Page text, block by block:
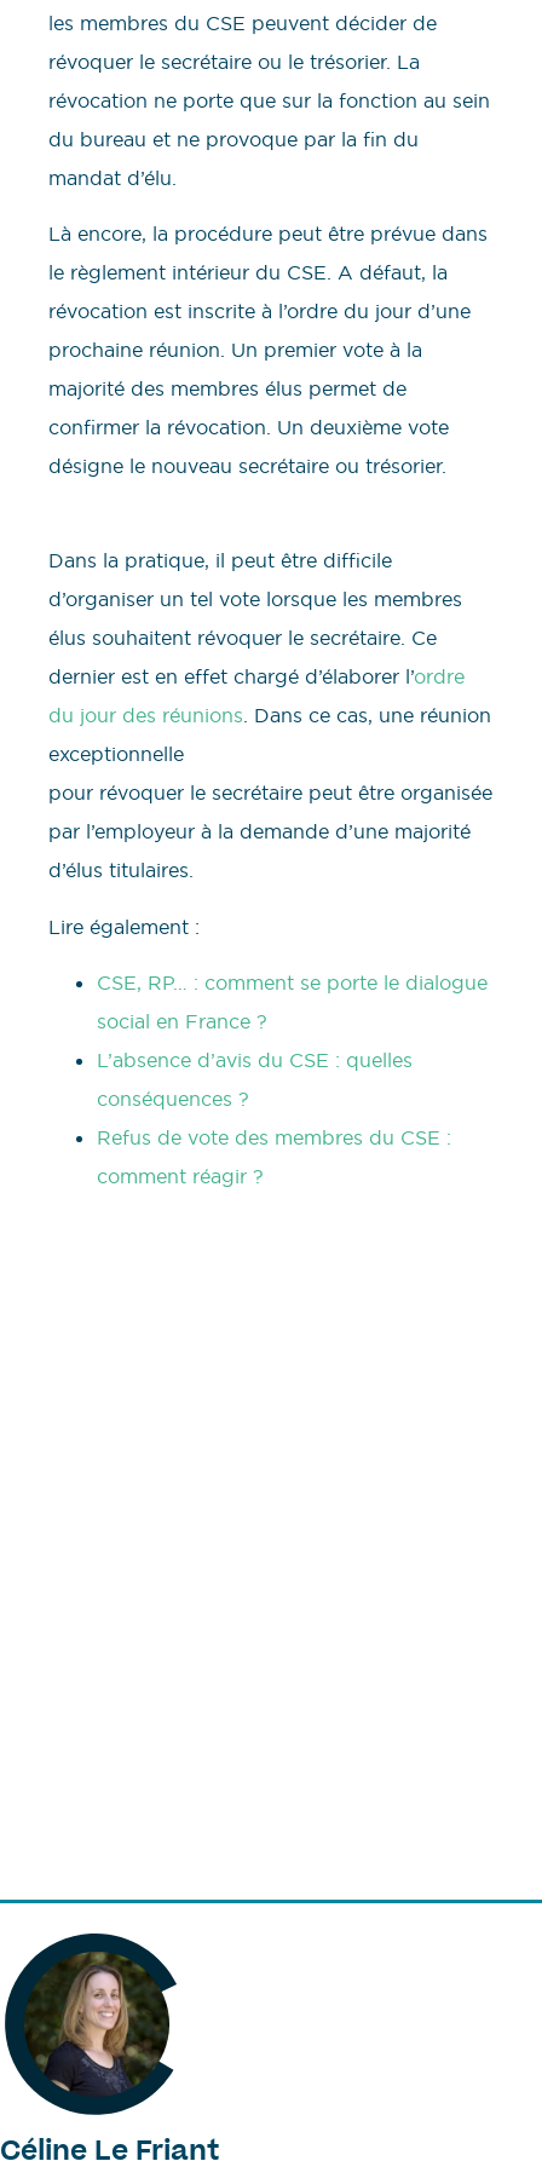
les membres du CSE peuvent décider de
révoquer le secrétaire ou le trésorier. La
révocation ne porte que sur la fonction au sein
du bureau et ne provoque par la fin du
mandat d’élu.
Là encore, la procédure peut être prévue dans
le règlement intérieur du CSE. A défaut, la
révocation est inscrite à l’ordre du jour d’une
prochaine réunion. Un premier vote à la
majorité des membres élus permet de
confirmer la révocation. Un deuxième vote
désigne le nouveau secrétaire ou trésorier.
Dans la pratique, il peut être difficile
d’organiser un tel vote lorsque les membres
élus souhaitent révoquer le secrétaire. Ce
dernier est en effet chargé d’élaborer l’ordre
du jour des réunions. Dans ce cas, une réunion
exceptionnelle
pour révoquer le secrétaire peut être organisée
par l’employeur à la demande d’une majorité
d’élus titulaires.
Lire également :
CSE, RP… : comment se porte le dialogue
social en France ?
L’absence d’avis du CSE : quelles
conséquences ?
Refus de vote des membres du CSE :
comment réagir ?
Céline Le Friant